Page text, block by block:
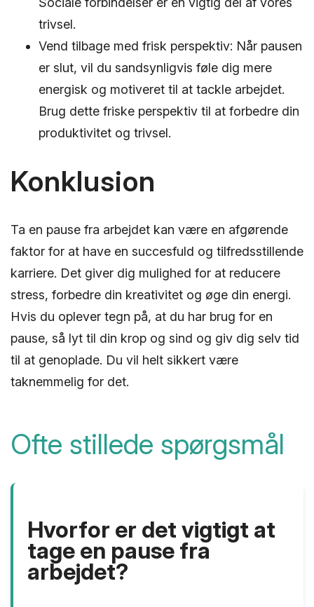
trivsel.
Vend tilbage med frisk perspektiv: Når pausen
er slut, vil du sandsynligvis føle dig mere
energisk og motiveret til at tackle arbejdet.
Brug dette friske perspektiv til at forbedre din
produktivitet og trivsel.
Konklusion
Ta en pause fra arbejdet kan være en afgørende
faktor for at have en succesfuld og tilfredsstillende
karriere. Det giver dig mulighed for at reducere
stress, forbedre din kreativitet og øge din energi.
Hvis du oplever tegn på, at du har brug for en
pause, så lyt til din krop og sind og giv dig selv tid
til at genoplade. Du vil helt sikkert være
taknemmelig for det.
Ofte stillede spørgsmål
Hvorfor er det vigtigt at
tage en pause fra
arbejdet?